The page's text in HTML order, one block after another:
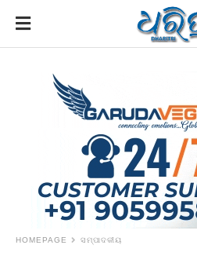
HOMEPAGE ସମ୍ପାଦକୀୟ